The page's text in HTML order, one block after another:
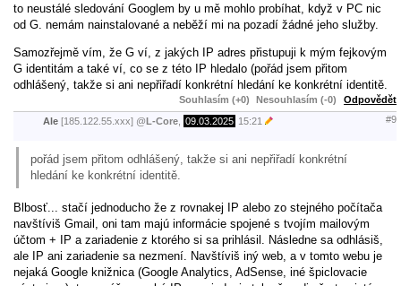
to neustálé sledování Googlem by u mě mohlo probíhat, když v PC nic
od G. nemám nainstalované a neběží mi na pozadí žádné jeho služby.
Samozřejmě vím, že G ví, z jakých IP adres přistupuji k mým fejkovým
G identitám a také ví, co se z této IP hledalo (pořád jsem přitom
odhlášený, takže si ani nepřiřadí konkrétní hledání ke konkrétní identitě.
Souhlasím (+0) Nesouhlasím (-0) Odpovědět
Ale [185.122.55.xxx] @L-Core 09.03.2025 15:21 #9
pořád jsem přitom odhlášený, takže si ani nepřiřadí konkrétní
hledání ke konkrétní identitě.
Blbosť... stačí jednoducho že z rovnakej IP alebo zo stejného počítača
navštíviš Gmail, oni tam majú informácie spojené s tvojím mailovým
účtom + IP a zariadenie z ktorého si sa prihlásil. Následne sa odhlásiš,
ale IP ani zariadenie sa nezmení. Navštíviš iný web, a v tomto webu je
nejaká Google knižnica (Google Analytics, AdSense, iné špiclovacie